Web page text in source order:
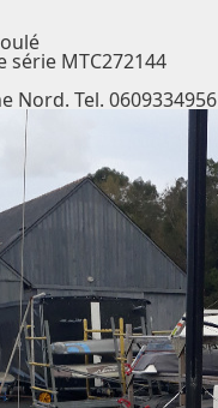
série MTC272144
Nord. Tel. 0609334956